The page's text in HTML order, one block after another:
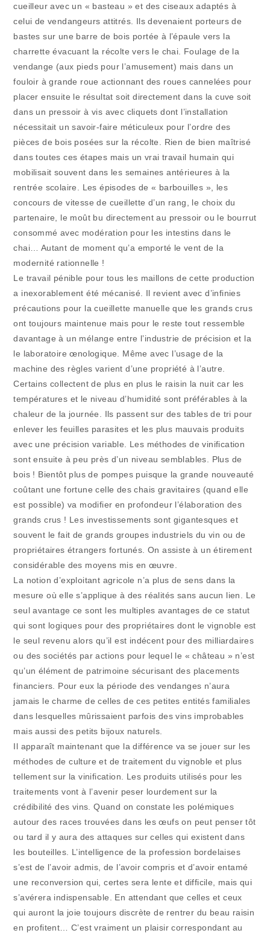
cueilleur avec un « basteau » et des ciseaux adaptés à
celui de vendangeurs attitrés. Ils devenaient porteurs de
bastes sur une barre de bois portée à l’épaule vers la
charrette évacuant la récolte vers le chai. Foulage de la
vendange (aux pieds pour l’amusement) mais dans un
fouloir à grande roue actionnant des roues cannelées pour
placer ensuite le résultat soit directement dans la cuve soit
dans un pressoir à vis avec cliquets dont l’installation
nécessitait un savoir-faire méticuleux pour l’ordre des
pièces de bois posées sur la récolte. Rien de bien maîtrisé
dans toutes ces étapes mais un vrai travail humain qui
mobilisait souvent dans les semaines antérieures à la
rentrée scolaire. Les épisodes de « barbouilles », les
concours de vitesse de cueillette d’un rang, le choix du
partenaire, le moût bu directement au pressoir ou le bourrut
consommé avec modération pour les intestins dans le
chai… Autant de moment qu’a emporté le vent de la
modernité rationnelle !
Le travail pénible pour tous les maillons de cette production
a inexorablement été mécanisé. Il revient avec d’infinies
précautions pour la cueillette manuelle que les grands crus
ont toujours maintenue mais pour le reste tout ressemble
davantage à un mélange entre l’industrie de précision et la
le laboratoire œnologique. Même avec l’usage de la
machine des règles varient d’une propriété à l’autre.
Certains collectent de plus en plus le raisin la nuit car les
températures et le niveau d’humidité sont préférables à la
chaleur de la journée. Ils passent sur des tables de tri pour
enlever les feuilles parasites et les plus mauvais produits
avec une précision variable. Les méthodes de vinification
sont ensuite à peu près d’un niveau semblables. Plus de
bois ! Bientôt plus de pompes puisque la grande nouveauté
coûtant une fortune celle des chais gravitaires (quand elle
est possible) va modifier en profondeur l’élaboration des
grands crus ! Les investissements sont gigantesques et
souvent le fait de grands groupes industriels du vin ou de
propriétaires étrangers fortunés. On assiste à un étirement
considérable des moyens mis en œuvre.
La notion d’exploitant agricole n’a plus de sens dans la
mesure où elle s’applique à des réalités sans aucun lien. Le
seul avantage ce sont les multiples avantages de ce statut
qui sont logiques pour des propriétaires dont le vignoble est
le seul revenu alors qu’il est indécent pour des milliardaires
ou des sociétés par actions pour lequel le « château » n’est
qu’un élément de patrimoine sécurisant des placements
financiers. Pour eux la période des vendanges n’aura
jamais le charme de celles de ces petites entités familiales
dans lesquelles mûrissaient parfois des vins improbables
mais aussi des petits bijoux naturels.
Il apparaît maintenant que la différence va se jouer sur les
méthodes de culture et de traitement du vignoble et plus
tellement sur la vinification. Les produits utilisés pour les
traitements vont à l’avenir peser lourdement sur la
crédibilité des vins. Quand on constate les polémiques
autour des races trouvées dans les œufs on peut penser tôt
ou tard il y aura des attaques sur celles qui existent dans
les bouteilles. L’intelligence de la profession bordelaises
s’est de l’avoir admis, de l’avoir compris et d’avoir entamé
une reconversion qui, certes sera lente et difficile, mais qui
s’avérera indispensable. En attendant que celles et ceux
qui auront la joie toujours discrète de rentrer du beau raisin
en profitent… C’est vraiment un plaisir correspondant au